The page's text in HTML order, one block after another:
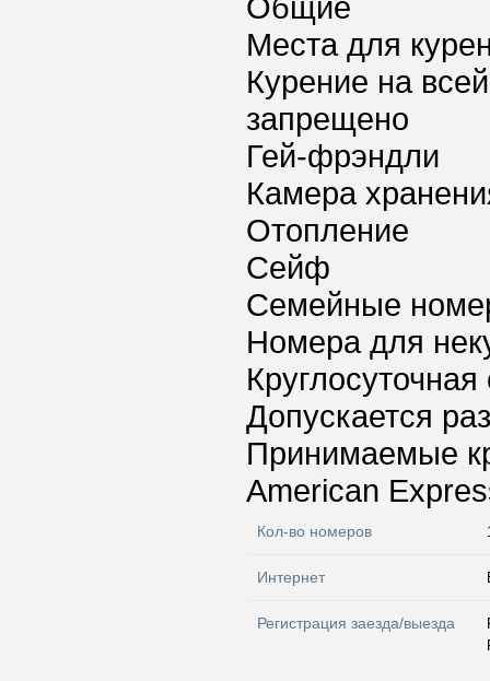
Общие
Места для
Курение на
запрещено
Гей-фрэндли
Камера
Отопление
Сейф
Семейные
Номера для
Допускается
Принимаемые
American
Кол-во номеров
Интернет
Регистрация заезда/выезда